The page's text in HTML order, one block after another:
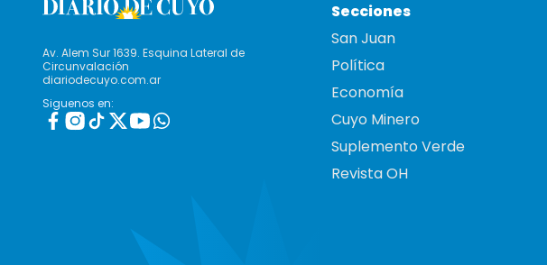
Av. Alem Sur 1639. Esquina Lateral de
Circunvalación
diariodecuyo.com.ar
Siguenos en:
Secciones
San Juan
Política
Economía
Cuyo Minero
Suplemento Verde
Revista OH